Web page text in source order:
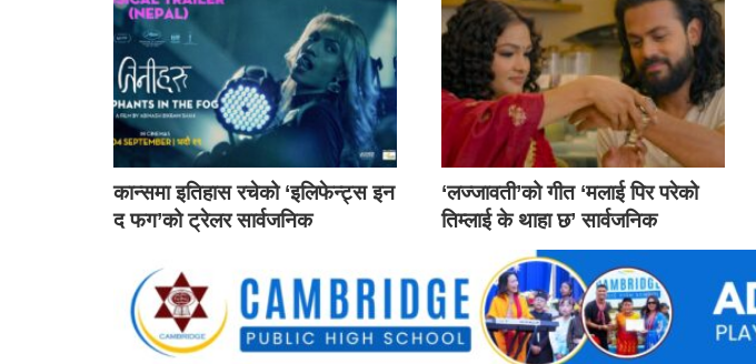
कान्समा इतिहास रचेको ‘इलिफेन्ट्स इन
द फग’को ट्रेलर सार्वजनिक
‘लज्जावती’को गीत ‘मलाई पिर परेको
तिम्लाई के थाहा छ’ सार्वजनिक